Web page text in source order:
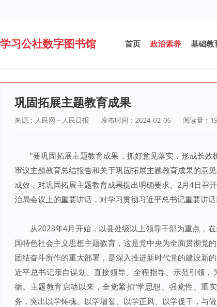
学习公社数字图书馆 首页 政治素养 基础教
巩固拓展主题教育成果
来源：人民网－人民日报 发布时间：2024-02-06 阅读量：
“要巩固拓展主题教育成果，抓好意见落实，形成长
审议主题教育总结报告和关于巩固拓展主题教育成果的意
成效，对巩固拓展主题教育成果提出明确要求。2月4日召
治局会议上的重要讲话，对学习贯彻习近平总书记重要讲
从2023年4月开始，以县处级以上领导干部为重点，
国特色社会主义思想主题教育，这是党中央为全面贯彻党
团结奋斗所作的重大部署，是深入推进新时代党的建设新
近平总书记亲自谋划、直接领导、全程指导、示范引领
循。主题教育启动以来，全党紧扣“学思想、强党性、重
务，突出以学铸魂、以学增智、以学正风、以学促干，与